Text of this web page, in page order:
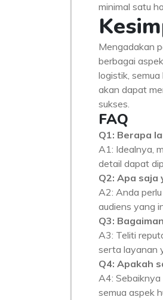
minimal satu
Mengadakan
berbagai
logistik,
akan dapat
sukses.
FAQ
Q1: Berapa
A1: Idealnya,
detail dapat
Q2: Apa saja
A2: Anda
audiens yang
Q3:
A3: Teliti
serta layanan
Q4: Apakah
A4:
semua aspek